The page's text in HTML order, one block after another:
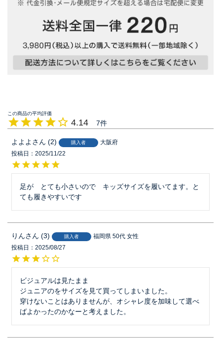
4.14 7
よよよ 2 購入者
大阪府
投稿日
2025/11/22
足が　とても小さいので　キッズサイズを履いてます。と
ても履きやすいです
りん 3 購入者 福岡県 50代 女性
投稿日
2025/08/27
ビジュアルは見たまま
ジュニアのをサイズを見て買ってしまいました。
穿けないことはありませんが、オシャレ度を加味して選べ
ばよかったのかなーと考えました。